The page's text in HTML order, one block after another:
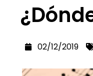
02/12/2019